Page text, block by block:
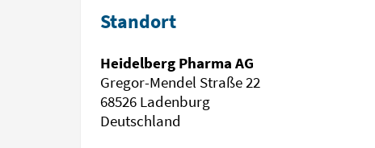
Standort
Heidelberg Pharma AG
Gregor-Mendel Straße 22
68526 Ladenburg
Deutschland